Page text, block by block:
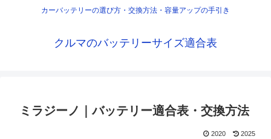
カーバッテリーの選び方・交換方法・容量アップの手引き
クルマのバッテリーサイズ適合表
ミラジーノ｜バッテリー適合表・交換方法
2020 2025